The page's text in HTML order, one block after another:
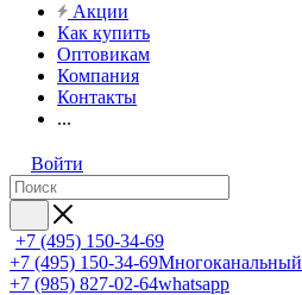
Акции
Как купить
Оптовикам
Компания
Контакты
...
Войти
+7 (495) 150-34-69
+7 (495) 150-34-69Многоканальный
+7 (985) 827-02-64whatsapp